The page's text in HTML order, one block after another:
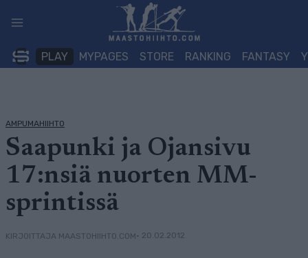
sisältöön
PLAY MYPAGES STORE RANKING FANTASY
AMPUMAHIIHTO
Saapunki ja Ojansivu
17:nsiä nuorten MM-
sprintissä
KIRJOITTAJA MAASTOHIIHTO.COM• 20.02.2012